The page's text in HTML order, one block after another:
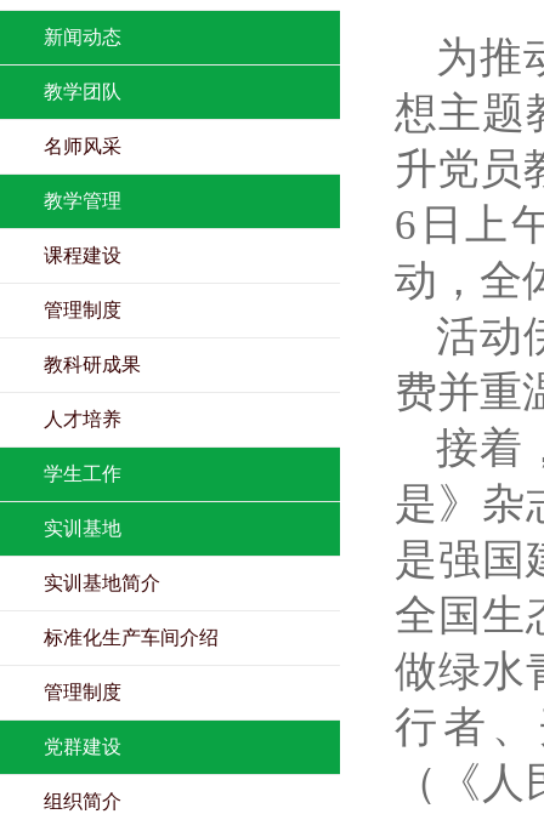
新闻动态
教学团队
名师风采
教学管理
课程建设
管理制度
教科研成果
人才培养
学生工作
实训基地
实训基地简介
标准化生产车间介绍
管理制度
党群建设
组织简介
为推
想主题
升党员
6日上
动，全
活动
费并重
接着
是》杂
是强国
全国生
做绿水
行者
（《